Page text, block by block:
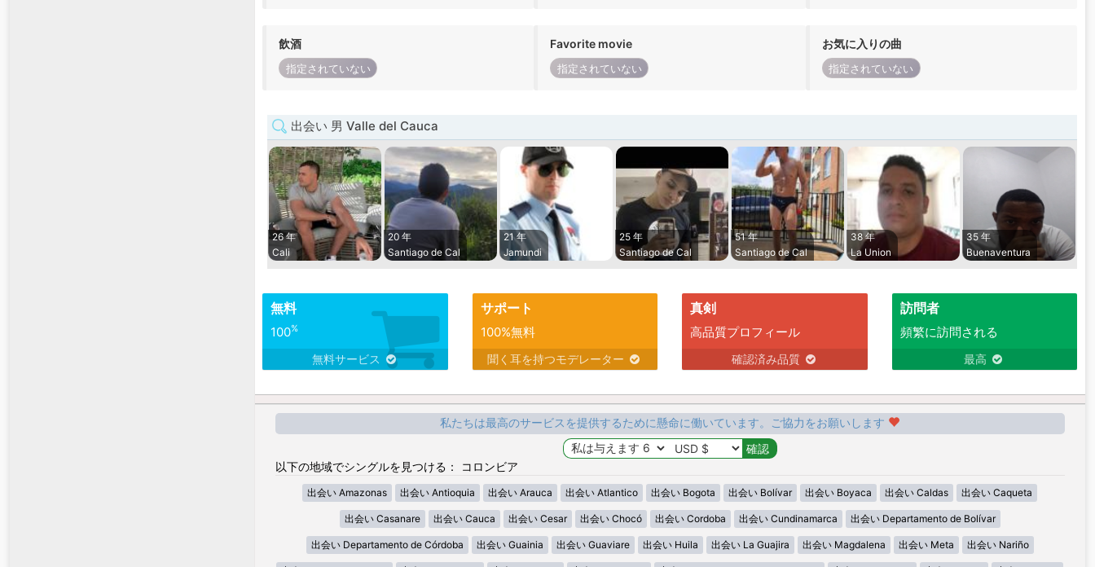
飲酒
指定されていない
Favorite movie
指定されていない
お気に入りの曲
指定されていない
出会い 男 Valle del Cauca
26 年
Cali
20 年
Santiago de Cal
21 年
Jamundi
25 年
Santiago de Cal
51 年
Santiago de Cal
38 年
La Union
35 年
Buenaventura
無料
100%
無料サービス
サポート
100%無料
聞く耳を持つモデレーター
真剣
高品質プロフィール
確認済み品質
訪問者
頻繁に訪問される
最高
私たちは最高のサービスを提供するために懸命に働いています。ご協力をお願いします
以下の地域でシングルを見つける： コロンビア
出会い Amazonas 出会い Antioquia 出会い Arauca 出会い Atlantico 出会い Bogota 出会い Bolívar 出会い Boyaca 出会い Caldas 出会い Caqueta
出会い Casanare 出会い Cauca 出会い Cesar 出会い Chocó 出会い Cordoba 出会い Cundinamarca 出会い Departamento de Bolívar
出会い Departamento de Córdoba 出会い Guainia 出会い Guaviare 出会い Huila 出会い La Guajira 出会い Magdalena 出会い Meta 出会い Nariño